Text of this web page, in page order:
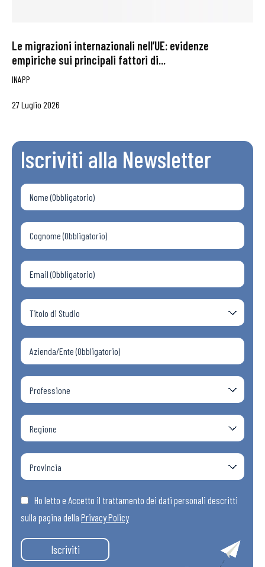
Le migrazioni internazionali nell’UE: evidenze
empiriche sui principali fattori di...
INAPP
27 Luglio 2026
Iscriviti alla Newsletter
Ho letto e Accetto il trattamento dei dati personali descritti
sulla pagina della Privacy Policy
Iscriviti